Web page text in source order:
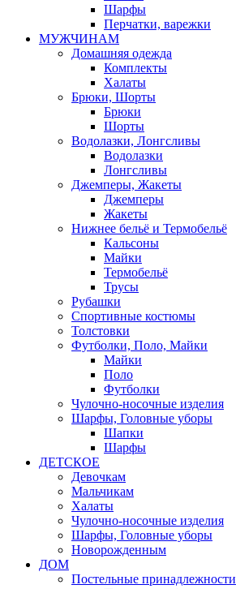
Шарфы
Перчатки, варежки
МУЖЧИНАМ
Домашняя одежда
Комплекты
Халаты
Брюки, Шорты
Брюки
Шорты
Водолазки, Лонгсливы
Водолазки
Лонгсливы
Джемперы, Жакеты
Джемперы
Жакеты
Нижнее бельё и Термобельё
Кальсоны
Майки
Термобельё
Трусы
Рубашки
Спортивные костюмы
Толстовки
Футболки, Поло, Майки
Майки
Поло
Футболки
Чулочно-носочные изделия
Шарфы, Головные уборы
Шапки
Шарфы
ДЕТСКОЕ
Девочкам
Мальчикам
Халаты
Чулочно-носочные изделия
Шарфы, Головные уборы
Новорожденным
ДОМ
Постельные принадлежности